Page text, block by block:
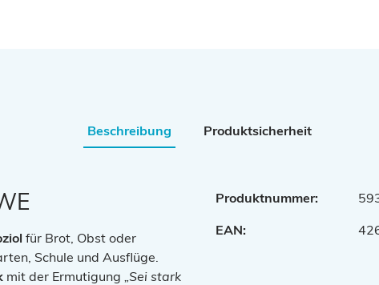
Beschreibung Produktsicherheit
für Brot, Obst oder
Schule und Ausflüge.
mit der Ermutigung „Sei stark
Produktnummer:
EAN: